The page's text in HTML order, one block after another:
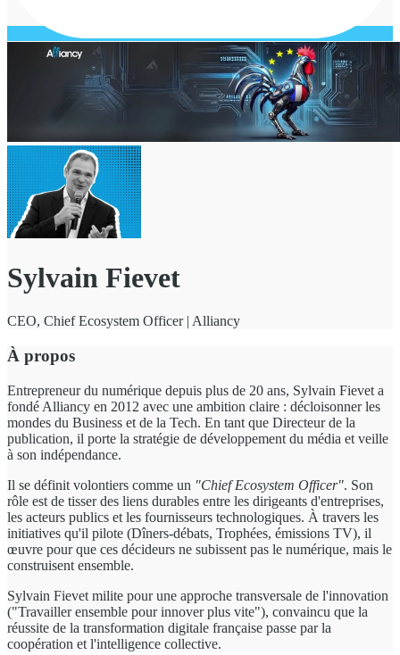
Sylvain Fievet
CEO, Chief Ecosystem Officer | Alliancy
À propos
Entrepreneur du numérique depuis plus de 20 ans, Sylvain Fievet a
fondé Alliancy en 2012 avec une ambition claire : décloisonner les
mondes du Business et de la Tech. En tant que Directeur de la
publication, il porte la stratégie de développement du média et veille
à son indépendance.
Il se définit volontiers comme un "Chief Ecosystem Officer". Son
rôle est de tisser des liens durables entre les dirigeants d'entreprises,
les acteurs publics et les fournisseurs technologiques. À travers les
initiatives qu'il pilote (Dîners-débats, Trophées, émissions TV), il
œuvre pour que ces décideurs ne subissent pas le numérique, mais le
construisent ensemble.
Sylvain Fievet milite pour une approche transversale de l'innovation
("Travailler ensemble pour innover plus vite"), convaincu que la
réussite de la transformation digitale française passe par la
coopération et l'intelligence collective.